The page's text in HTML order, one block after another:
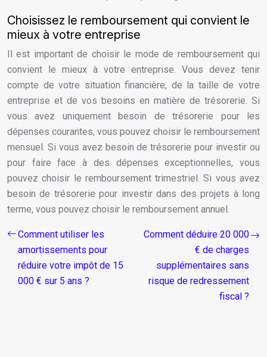
Choisissez le remboursement qui convient le
mieux à votre entreprise
Il est important de choisir le mode de remboursement qui
convient le mieux à votre entreprise. Vous devez tenir
compte de votre situation financière, de la taille de votre
entreprise et de vos besoins en matière de trésorerie. Si
vous avez uniquement besoin de trésorerie pour les
dépenses courantes, vous pouvez choisir le remboursement
mensuel. Si vous avez besoin de trésorerie pour investir ou
pour faire face à des dépenses exceptionnelles, vous
pouvez choisir le remboursement trimestriel. Si vous avez
besoin de trésorerie pour investir dans des projets à long
terme, vous pouvez choisir le remboursement annuel.
Comment utiliser les
amortissements pour
réduire votre impôt de 15
000 € sur 5 ans ?
Comment déduire 20 000
€ de charges
supplémentaires sans
risque de redressement
fiscal ?